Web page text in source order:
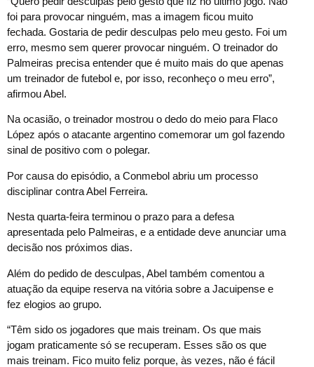
foi para provocar ninguém, mas a imagem ficou muito
fechada. Gostaria de pedir desculpas pelo meu gesto. Foi um
erro, mesmo sem querer provocar ninguém. O treinador do
Palmeiras precisa entender que é muito mais do que apenas
um treinador de futebol e, por isso, reconheço o meu erro”,
afirmou Abel.
Na ocasião, o treinador mostrou o dedo do meio para Flaco
López após o atacante argentino comemorar um gol fazendo
sinal de positivo com o polegar.
Por causa do episódio, a Conmebol abriu um processo
disciplinar contra Abel Ferreira.
Nesta quarta-feira terminou o prazo para a defesa
apresentada pelo Palmeiras, e a entidade deve anunciar uma
decisão nos próximos dias.
Além do pedido de desculpas, Abel também comentou a
atuação da equipe reserva na vitória sobre a Jacuipense e
fez elogios ao grupo.
“Têm sido os jogadores que mais treinam. Os que mais
jogam praticamente só se recuperam. Esses são os que
mais treinam. Fico muito feliz porque, às vezes, não é fácil